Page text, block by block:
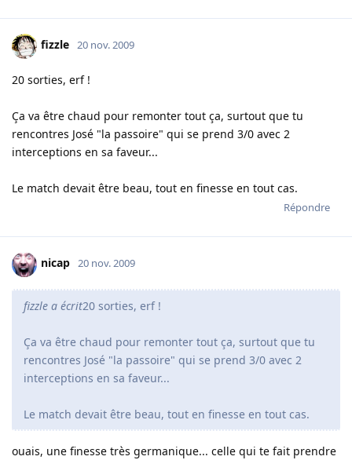
fizzle 20 nov. 2009
20 sorties, erf !
Ça va être chaud pour remonter tout ça, surtout que tu
rencontres José "la passoire" qui se prend 3/0 avec 2
interceptions en sa faveur...
Le match devait être beau, tout en finesse en tout cas.
Répondre
nicap 20 nov. 2009
fizzle a écrit20 sorties, erf !
Ça va être chaud pour remonter tout ça, surtout que tu
rencontres José "la passoire" qui se prend 3/0 avec 2
interceptions en sa faveur...
Le match devait être beau, tout en finesse en tout cas.
ouais, une finesse très germanique... celle qui te fait prendre